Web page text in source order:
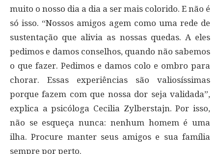
muito o nosso dia a dia a ser mais colorido. E não é
só isso. “Nossos amigos agem como uma rede de
sustentação que alivia as nossas quedas. A eles
pedimos e damos conselhos, quando não sabemos
o que fazer. Pedimos e damos colo e ombro para
chorar. Essas experiências são valiosíssimas
porque fazem com que nossa dor seja validada”,
explica a psicóloga Cecilia Zylberstajn. Por isso,
não se esqueça nunca: nenhum homem é uma
ilha. Procure manter seus amigos e sua família
sempre por perto.